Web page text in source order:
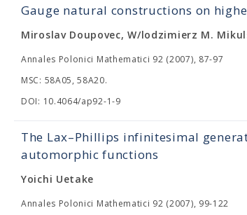
Gauge natural constructions on
Miroslav Doupovec, W/lodzimierz M.
Annales Polonici Mathematici 92 (2007), 87-97
MSC: 58A05, 58A20.
DOI: 10.4064/ap92-1-9
The Lax–Phillips infinitesimal
automorphic functions
Yoichi Uetake
Annales Polonici Mathematici 92 (2007), 99-122